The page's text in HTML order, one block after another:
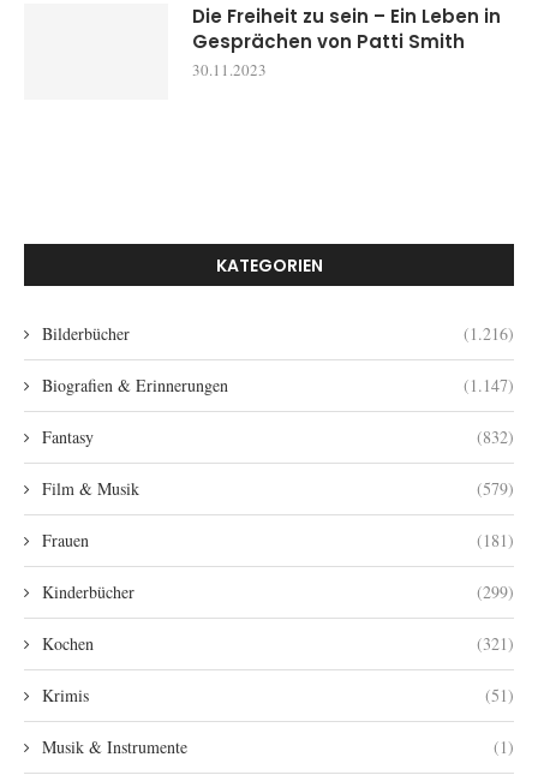
Die Freiheit zu sein – Ein Leben in
Gesprächen von Patti Smith
30.11.2023
KATEGORIEN
Bilderbücher (1.216)
Biografien & Erinnerungen (1.147)
Fantasy (832)
Film & Musik (579)
Frauen (181)
Kinderbücher (299)
Kochen (321)
Krimis (51)
Musik & Instrumente (1)